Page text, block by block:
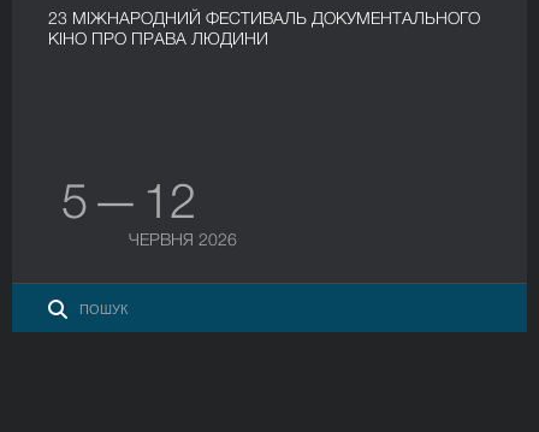
23 МІЖНАРОДНИЙ ФЕСТИВАЛЬ ДОКУМЕНТАЛЬНОГО
КІНО ПРО ПРАВА ЛЮДИНИ
5 — 12
ЧЕРВНЯ 2026